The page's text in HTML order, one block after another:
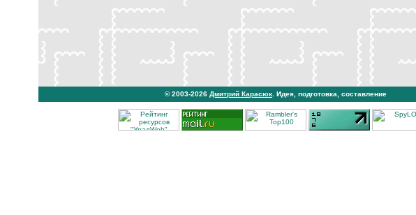
© 2003-2026 Дмитрий Карасюк . Идея, подготовка, составление